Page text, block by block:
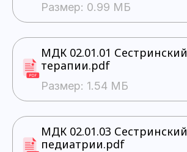
Размер: 0.99 МБ
МДК 02.01.01
терапии.pdf
Размер: 1.54 МБ
МДК 02.01.03
педиатрии.pdf